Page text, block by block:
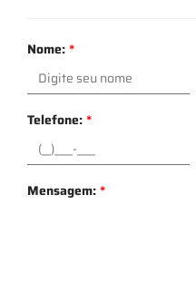
Nome:*
Telefone:*
Mensagem:*